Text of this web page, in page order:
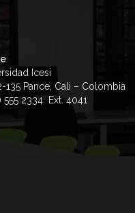
Icesi
135 Pance, Cali – Colombia
555 2334 Ext. 4041